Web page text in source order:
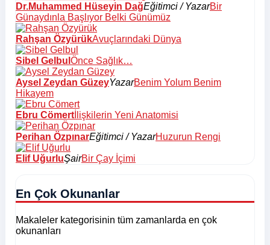
Dr.Muhammed Hüseyin DağEğitimci / YazarBir
Günaydınla Başlıyor Belki Günümüz
Rahşan ÖzyürükAvuçlarındaki Dünya
Sibel Gelbul Önce Sağlık…
Aysel Zeydan GüzeyYazarBenim Yolum Benim
Hikayem
Ebru Cömert İlişkilerin Yeni Anatomisi
Perihan ÖzpınarEğitimci / YazarHuzurun Rengi
Elif UğurluŞairBir Çay İçimi
En Çok Okunanlar
Makaleler kategorisinin tüm zamanlarda en çok
okunanları